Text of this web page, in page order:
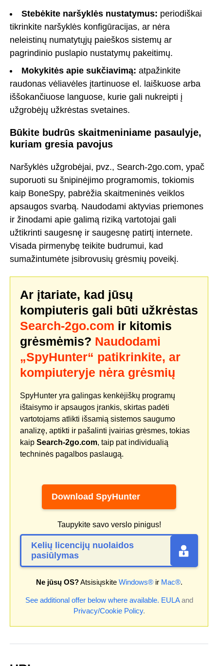
Stebėkite naršyklės nustatymus: periodiškai
tikrinkite naršyklės konfigūracijas, ar nėra
neleistinų numatytųjų paieškos sistemų ar
pagrindinio puslapio nustatymų pakeitimų.
Mokykitės apie sukčiavimą: atpažinkite
raudonas vėliavėles įtartinuose el. laiškuose arba
iššokančiuose languose, kurie gali nukreipti į
užgrobėjų užkrėstas svetaines.
Būkite budrūs skaitmeniniame pasaulyje,
kuriam gresia pavojus
Naršyklės užgrobėjai, pvz., Search-2go.com, ypač
suporuoti su šnipinėjimo programomis, tokiomis
kaip BoneSpy, pabrėžia skaitmeninės veiklos
apsaugos svarbą. Naudodami aktyvias priemones
ir žinodami apie galimą riziką vartotojai gali
užtikrinti saugesnę ir saugesnę patirtį internete.
Visada pirmenybę teikite budrumui, kad
sumažintumėte įsibrovusių grėsmių poveikį.
Ar įtariate, kad jūsų
kompiuteris gali būti užkrėstas
Search-2go.com ir kitomis
grėsmėmis? Naudodami
„SpyHunter“ patikrinkite, ar
kompiuteryje nėra grėsmių
SpyHunter yra galingas kenkėjiškų programų
ištaisymo ir apsaugos įrankis, skirtas padėti
vartotojams atlikti išsamią sistemos saugumo
analizę, aptikti ir pašalinti įvairias grėsmes, tokias
kaip Search-2go.com, taip pat individualią
techninės pagalbos paslaugą.
Download SpyHunter
Taupykite savo verslo pinigus!
Kelių licencijų nuolaidos
pasiūlymas
Ne jūsų OS?Atsisiųskite Windows®ir Mac®.
See additional offer below where available. EULAand
Privacy/Cookie Policy.